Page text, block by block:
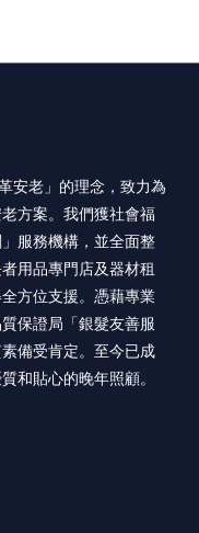
安老」的理念，致力為
方案。我們獲社會福
服務機構，並全面整
用品專門店及器材租
方位支援。憑藉專業
保證局「銀髮友善服
備受肯定。至今已成
和貼心的晚年照顧。